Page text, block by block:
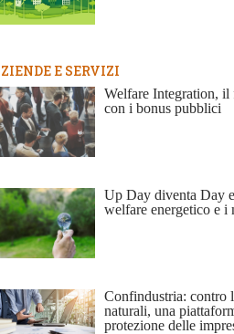
E SERVIZI
Welfare Integration,
con i bonus pubblici
Up Day diventa Day
welfare energetico e i
Confindustria: contro
naturali, una
protezione delle